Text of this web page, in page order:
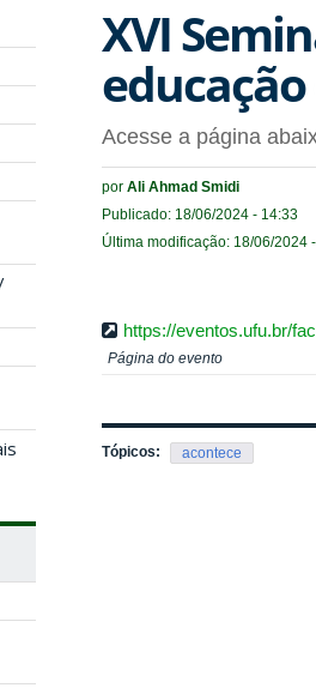
XVI
Acesse a página
por Ali Ahmad Smidi
Publicado: 18/06/2024 - 14:33
Última modificação: 18/06/2024
https://eventos.ufu.br/
Página do evento
Tópicos: acontece